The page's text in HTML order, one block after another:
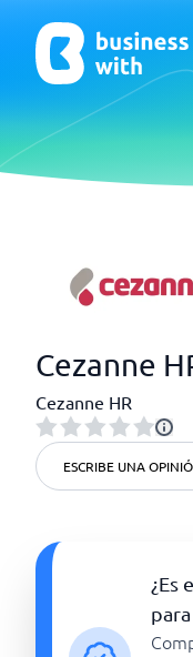
Cezanne
Cezanne HR
ESCRIBE UNA
¿Es